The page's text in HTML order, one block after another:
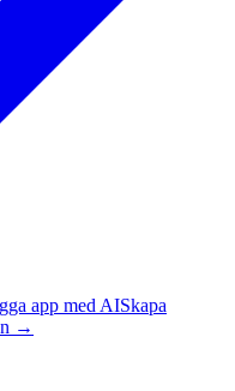
app med AISkapa
→